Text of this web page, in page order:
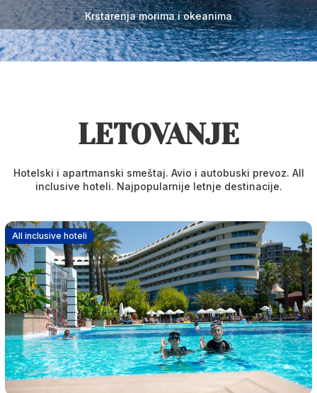
Izaberite idealnu destinaciju za leto
LETOVANJE
Hotelski i apartmanski smeštaj. Avio i autobuski prevoz. All
inclusive hoteli. Najpopularnije letnje destinacije.
All inclusive hoteli